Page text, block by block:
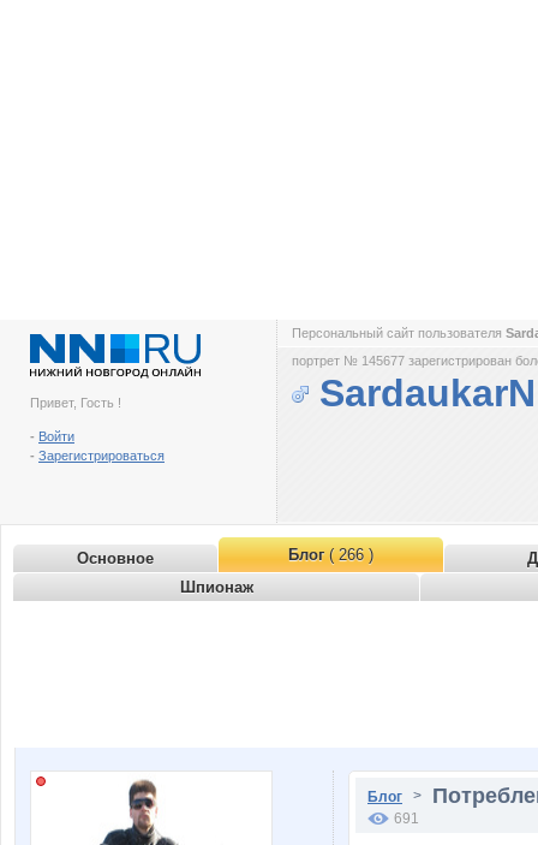
Привет, Гость !
- Войти
- Зарегистрироваться
Персональный сайт пользователя
портрет № 145677 зарегистрирован
Основное Блог( 266 )
Шпионаж
Блог >
691